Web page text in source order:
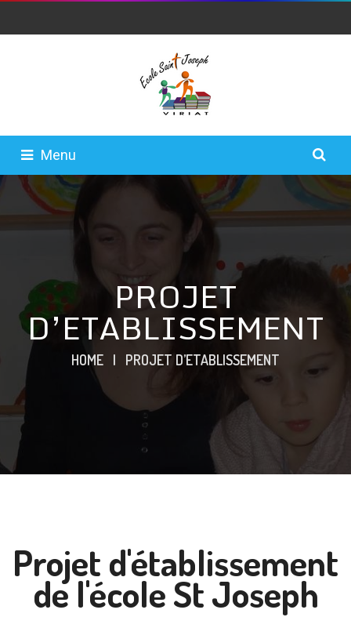
Menu
PROJET
D’ETABLISSEMENT
HOME | PROJET D’ETABLISSEMENT
Projet d'établissement
de l'école St Joseph